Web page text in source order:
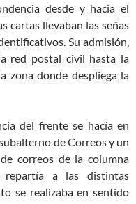
desde y hacia el
cartas llevaban las señas
Su admisión,
red postal civil hasta la
zona donde despliega la
del frente se hacía en
de Correos y un
correos de la columna
repartía a las distintas
se realizaba en sentido